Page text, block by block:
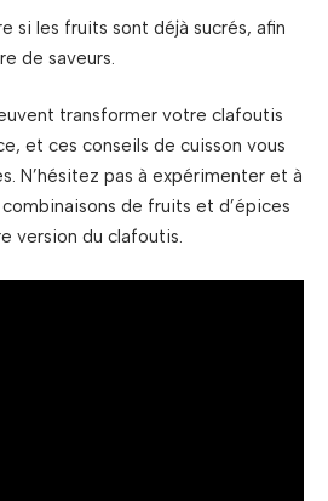
si les fruits sont déjà sucrés, afin
de saveurs.
transformer votre clafoutis
et ces conseils de cuisson vous
N’hésitez pas à expérimenter et à
de fruits et d’épices
version du clafoutis.